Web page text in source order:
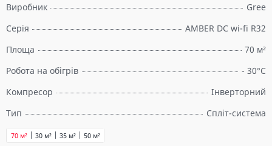
Виробник
Gree
Серія
AMBER DC wi-fi R32
Площа
70 м²
Робота на обігрів
- 30°C
Компресор
Інверторний
Тип
Спліт-система
30 м² 35 м² 50 м²
70 м²